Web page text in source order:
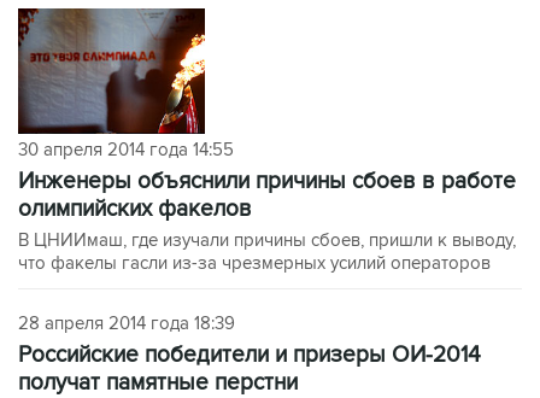
30 апреля 2014 года 14:55
Инженеры объяснили причины сбоев в работе
олимпийских факелов
В ЦНИИмаш, где изучали причины сбоев, пришли к выводу,
что факелы гасли из-за чрезмерных усилий операторов
28 апреля 2014 года 18:39
Российские победители и призеры ОИ-2014
получат памятные перстни